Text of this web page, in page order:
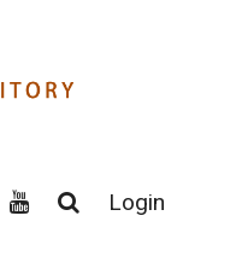
Login